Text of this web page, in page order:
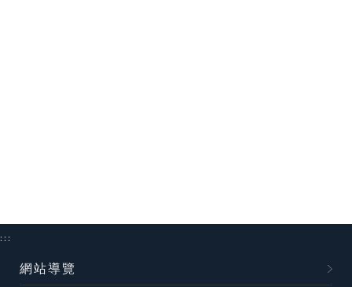
:::
網站導覽